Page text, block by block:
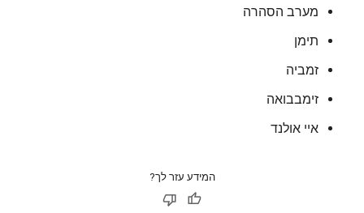
מערב הסהרה
תימן
זמביה
זימבבואה
איי אולנד
המידע עזר לך?